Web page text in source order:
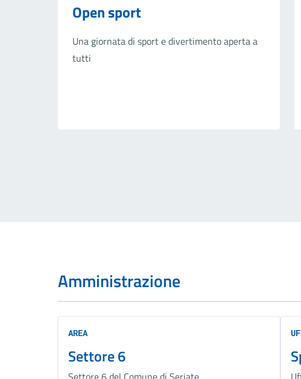
Open sport
Una giornata di sport e divertimento aperta a
tutti
Amministrazione
AREA
Settore 6